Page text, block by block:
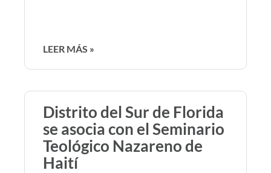
LEER MÁS »
Distrito del Sur de Florida
se asocia con el Seminario
Teológico Nazareno de
Haití